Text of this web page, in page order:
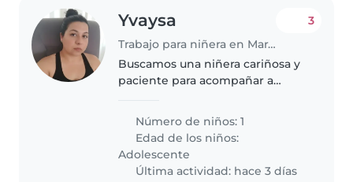
Yvaysa
Trabajo para niñera en Maracaibo
3
Buscamos una niñera cariñosa y
paciente para acompañar a
años. Valoramos creatividad,
curiosidad y su creciente
independencia en esta etapa.
Necesitamos..
Número de niños: 1
Edad de los niños:
Adolescente
Última actividad: hace 3 días